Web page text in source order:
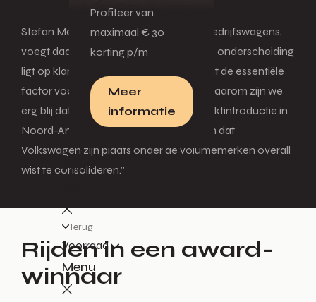
Profiteer van
maximaal € 30
korting p/m
Meer
informatie
Zakelijk
Terug
Voorraad
Menu
Stefan Mecha, CEO van Volkswagen Bedrijfswagens,
voegt daaraan toe: “De focus van deze onderscheiding
ligt op klanttevredenheid. Voor ons is dat de essentiële
factor voor het succes van ons merk. Daarom zijn we
erg blij dat de ID. Buzz direct na zijn marktintroductie in
Noord-Amerika in zijn categorie won en dat
Volkswagen zijn plaats onder de volumemerken overall
wist te consolideren.”
Rijden in een award-
winnaar